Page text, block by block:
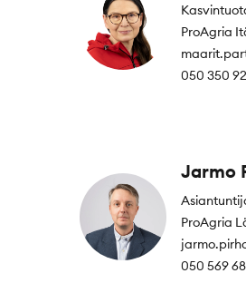
ProAgria
050 350
Jarmo
ProAgria
050 569